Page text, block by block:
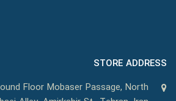
STORE ADDRESS
Floor Mobaser Passage, North